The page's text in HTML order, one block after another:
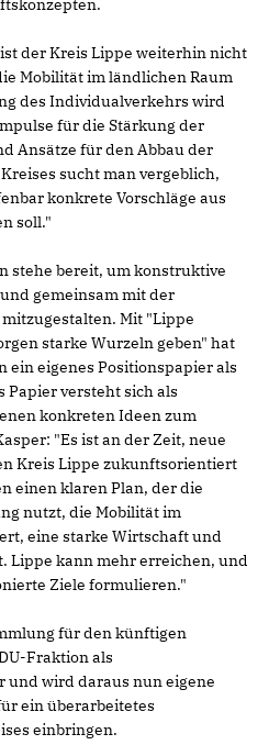
der Kreis Lippe weiterhin nicht
Mobilität im ländlichen Raum
des Individualverkehrs wird
für die Stärkung der
Ansätze für den Abbau der
sucht man vergeblich,
konkrete Vorschläge aus
soll."
stehe bereit, um konstruktive
gemeinsam mit der
Mit "Lippe
starke Wurzeln geben" hat
ein eigenes Positionspapier als
Papier versteht sich als
konkreten Ideen zum
"Es ist an der Zeit, neue
Kreis Lippe zukunftsorientiert
einen klaren Plan, der die
nutzt, die Mobilität im
eine starke Wirtschaft und
Lippe kann mehr erreichen, und
Ziele formulieren."
für den künftigen
Fraktion als
und wird daraus nun eigene
ein überarbeitetes
einbringen.